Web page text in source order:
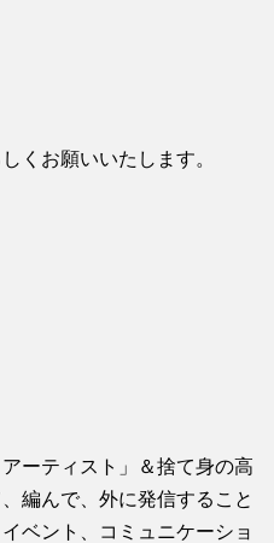
しくお願いいたします。
ーティスト」＆捨て身の高
編んで、外に発信すること
ベント、コミュニケーショ